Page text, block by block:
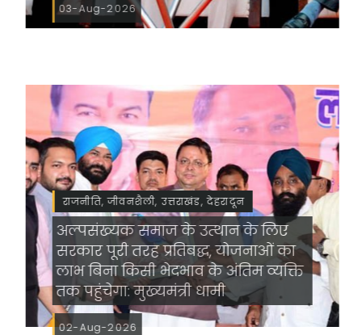
03-Aug-2026
राजनीति, जीवनशैली, उत्तराखंड, देहरादून
अल्पसंख्यक समाज के उत्थान के लिए
सरकार पूरी तरह प्रतिबद्ध, योजनाओं का
लाभ बिना किसी भेदभाव के अंतिम व्यक्ति
तक पहुंचेगा: मुख्यमंत्री धामी
02-Aug-2026